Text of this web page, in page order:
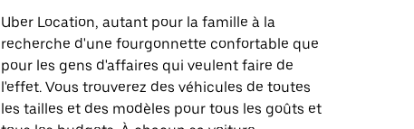
Uber Location, autant pour la famille à la
recherche d'une fourgonnette confortable que
pour les gens d'affaires qui veulent faire de
l'effet. Vous trouverez des véhicules de toutes
les tailles et des modèles pour tous les goûts et